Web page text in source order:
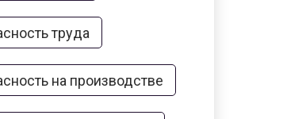
труда
на производстве